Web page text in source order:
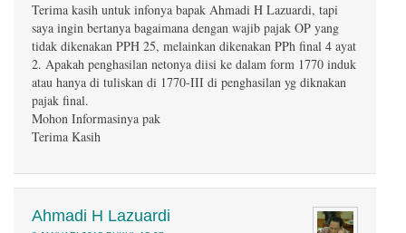
Terima kasih untuk infonya bapak Ahmadi H Lazuardi, tapi
saya ingin bertanya bagaimana dengan wajib pajak OP yang
tidak dikenakan PPH 25, melainkan dikenakan PPh final 4 ayat
2. Apakah penghasilan netonya diisi ke dalam form 1770 induk
atau hanya di tuliskan di 1770-III di penghasilan yg diknakan
pajak final.
Mohon Informasinya pak
Terima Kasih
Ahmadi H Lazuardi